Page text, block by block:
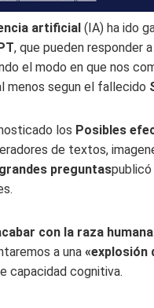
artificial (IA) ha ido
, que pueden responder
el modo en que nos
menos segun el fallecido
los Posibles
de textos,
preguntaspublicó
con la raza
a una «explosión
capacidad cognitiva.